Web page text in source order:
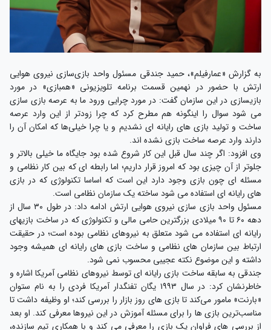
به گزارش «عمارفیلم»، حمید جندقی مسئول واحد بازی‌سازی نیروی هوایی
ارتش با حضور در نهمین قسمت برنامه تلویزیونی «همبازی» در مورد
بازیسازی در این سازمان گفت: در مورد چرایی ورود ما به عرصه بازی سازی
می شود سوال را اینگونه هم مطرح کرد که چرا زودتر از این وارد عرصه
ساخت و تولید بازی های رایانه ای نشدیم و یا چرا خیلی‌ها که امکان آن را
دارند وارد عرصه ساخت بازی نشده اند.
وی افزود: اگر چند سال قبل این کار شروع شده بود جایگاه ما خیلی بالاتر و
جلوتر از آن چیزی بود که امروز قرار داریم؛ اما رابطه ای که بین کار نظامی و
مسئله ای چون بازی وجود دارد این است که اساسا تکنولوژی که در بازی
های رایانه ای استفاده می شود ساخته یک سازمان نظامی است.
مسئول واحد بازی سازی نیروی هوایی ارتش ادامه داد: در طول ۳۰ سال از
دهه ۶۰ تا ۹۰ میلادی بزرگترین حامی مالی و تکنولوژی که در ساخت بازیهای
رایانه ای استفاده می شود متعلق به نیروهای نظامی بوده است؛ در حقیقت
ارتباط بین سازمان های نظامی و ساخت بازی های رایانه ای همیشه وجود
داشته و این موضوع نکته عجیبی محسوب نمی شود.
جندقی به سابقه ساخت بازی رایانه ای توسط نیروهای نظامی آمریکا اشاره و
خاطرنشان کرد: در سال ۱۹۹۳ یگان تفنگدار آمریکا فردی را به نام ستوان
«بارنت» مامور می‌کند تا بازی های روز بازار را بررسی کند؛ او وظیفه داشت تا
مناسب‌ترین بازی ها را برای مسئله آموزش در این نیروها معرفی کند. او بعد
از بررسی های فراوان یک بازی را معرفی می کند و با همکاری تیم سازنده،